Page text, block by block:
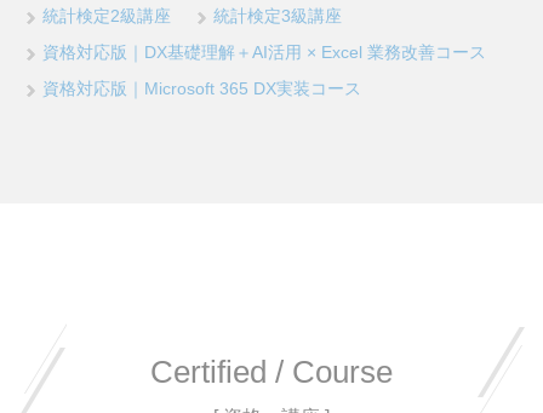
統計検定2級講座
統計検定3級講座
資格対応版｜DX基礎理解＋AI活用 × Excel 業務改善コース
資格対応版｜Microsoft 365 DX実装コース
Certified / Course